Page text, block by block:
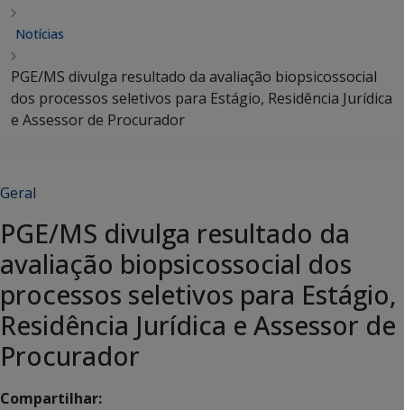
Notícias
PGE/MS divulga resultado da avaliação biopsicossocial
dos processos seletivos para Estágio, Residência Jurídica
e Assessor de Procurador
Geral
PGE/MS divulga resultado da
avaliação biopsicossocial dos
processos seletivos para Estágio,
Residência Jurídica e Assessor de
Procurador
Compartilhar: